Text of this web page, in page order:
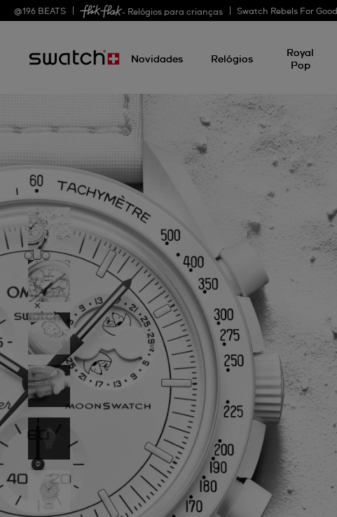
@196 BEATS - Relógios para crianças Swatch Rebels For Good
Novidades Relógios
Royal
Pop